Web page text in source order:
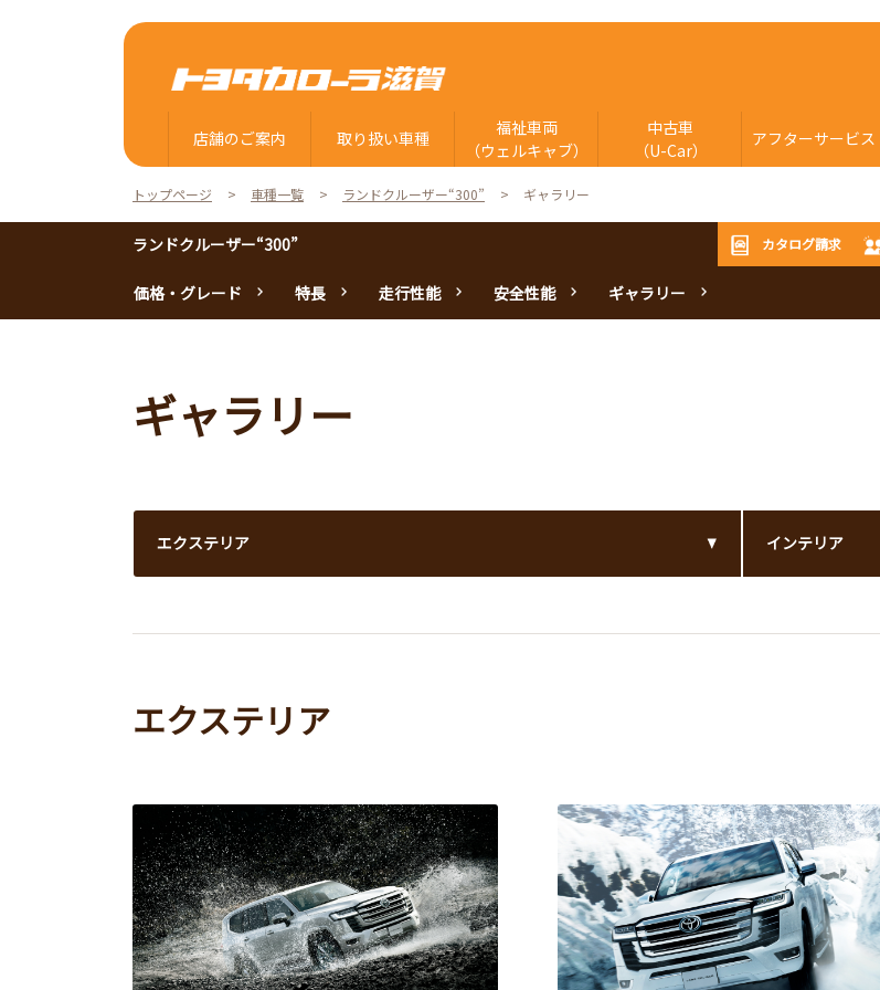
店舗のご案内 取り扱い車種
福祉車両
（ウェルキャブ）
中古車
（U-Car）
アフターサービス
トップページ 車種一覧 ランドクルーザー“300” ギャラリー
ランドクルーザー“300” カタログ請求
価格・グレード 特長 走行性能 安全性能 ギャラリー
ギャラリー
エクステリア インテリア
エクステリア